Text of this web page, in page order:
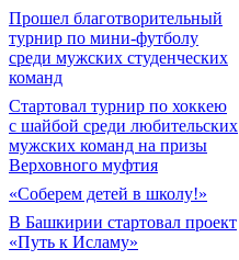
Прошел благотворительный
турнир по мини-футболу
среди мужских студенческих
команд
Cтартовал турнир по хоккею
с шайбой среди любительских
мужских команд на призы
Верховного муфтия
«Соберем детей в школу!»
В Башкирии стартовал проект
«Путь к Исламу»